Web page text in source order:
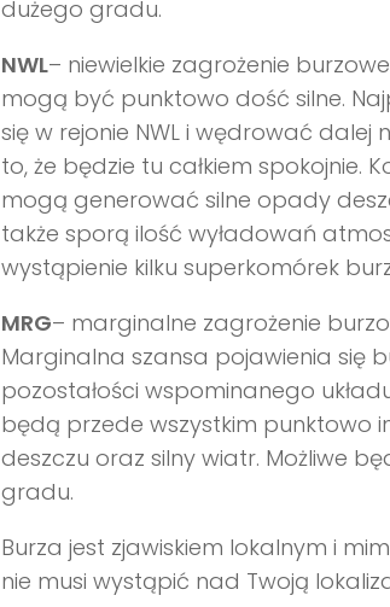
dużego gradu.
NWL– niewielkie zagrożenie
mogą być punktowo dość silne.
się w rejonie NWL i wędrować dalej
to, że będzie tu całkiem spokojnie.
mogą generować silne opady
także sporą ilość wyładowań
wystąpienie kilku superkomórek
MRG– marginalne zagrożenie
Marginalna szansa pojawienia się
pozostałości wspominanego
będą przede wszystkim punktowo
deszczu oraz silny wiatr. Możliwe
gradu.
Burza jest zjawiskiem lokalnym i
nie musi wystąpić nad Twoją